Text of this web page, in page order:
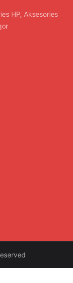
HP, Aksesories